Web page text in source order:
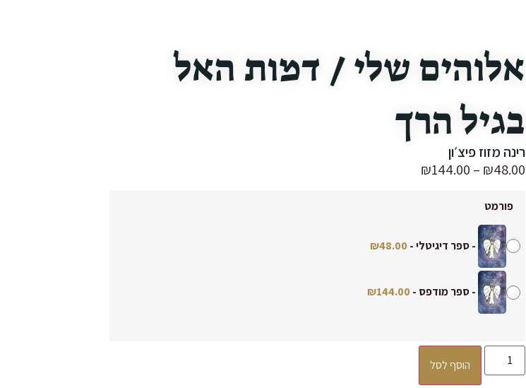
אלוהים שלי / דמות האל
בגיל הרך
רינה מזוז פיצ׳ון
₪48.00
–
₪144.00
פורמט
-ספר דיגיטלי-
₪48.00
-ספר מודפס -
₪144.00
הוסף לסל